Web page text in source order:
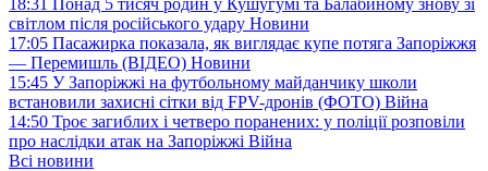
світлом після російського удару Новини
17:05 Пасажирка показала, як виглядає купе потяга Запоріжжя
— Перемишль (ВІДЕО) Новини
15:45 У Запоріжжі на футбольному майданчику школи
встановили захисні сітки від FPV-дронів (ФОТО) Війна
14:50 Троє загиблих і четверо поранених: у поліції розповіли
про наслідки атак на Запоріжжі Війна
Всі новини